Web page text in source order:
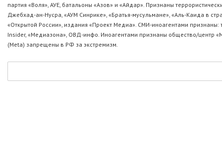
партия «Воля», АУЕ, батальоны «Азов» и «Айдар». Признаны
Джебхад-ан-Нусра, «АУМ Синрике», «Братья-мусульмане», «Аль-Каида в
«Открытой России», издания «Проект Медиа». СМИ-иноагентами
Insider, «Медиазона», ОВД-инфо. Иноагентами признаны общество/центр
(Metа) запрещены в РФ за экстремизм.